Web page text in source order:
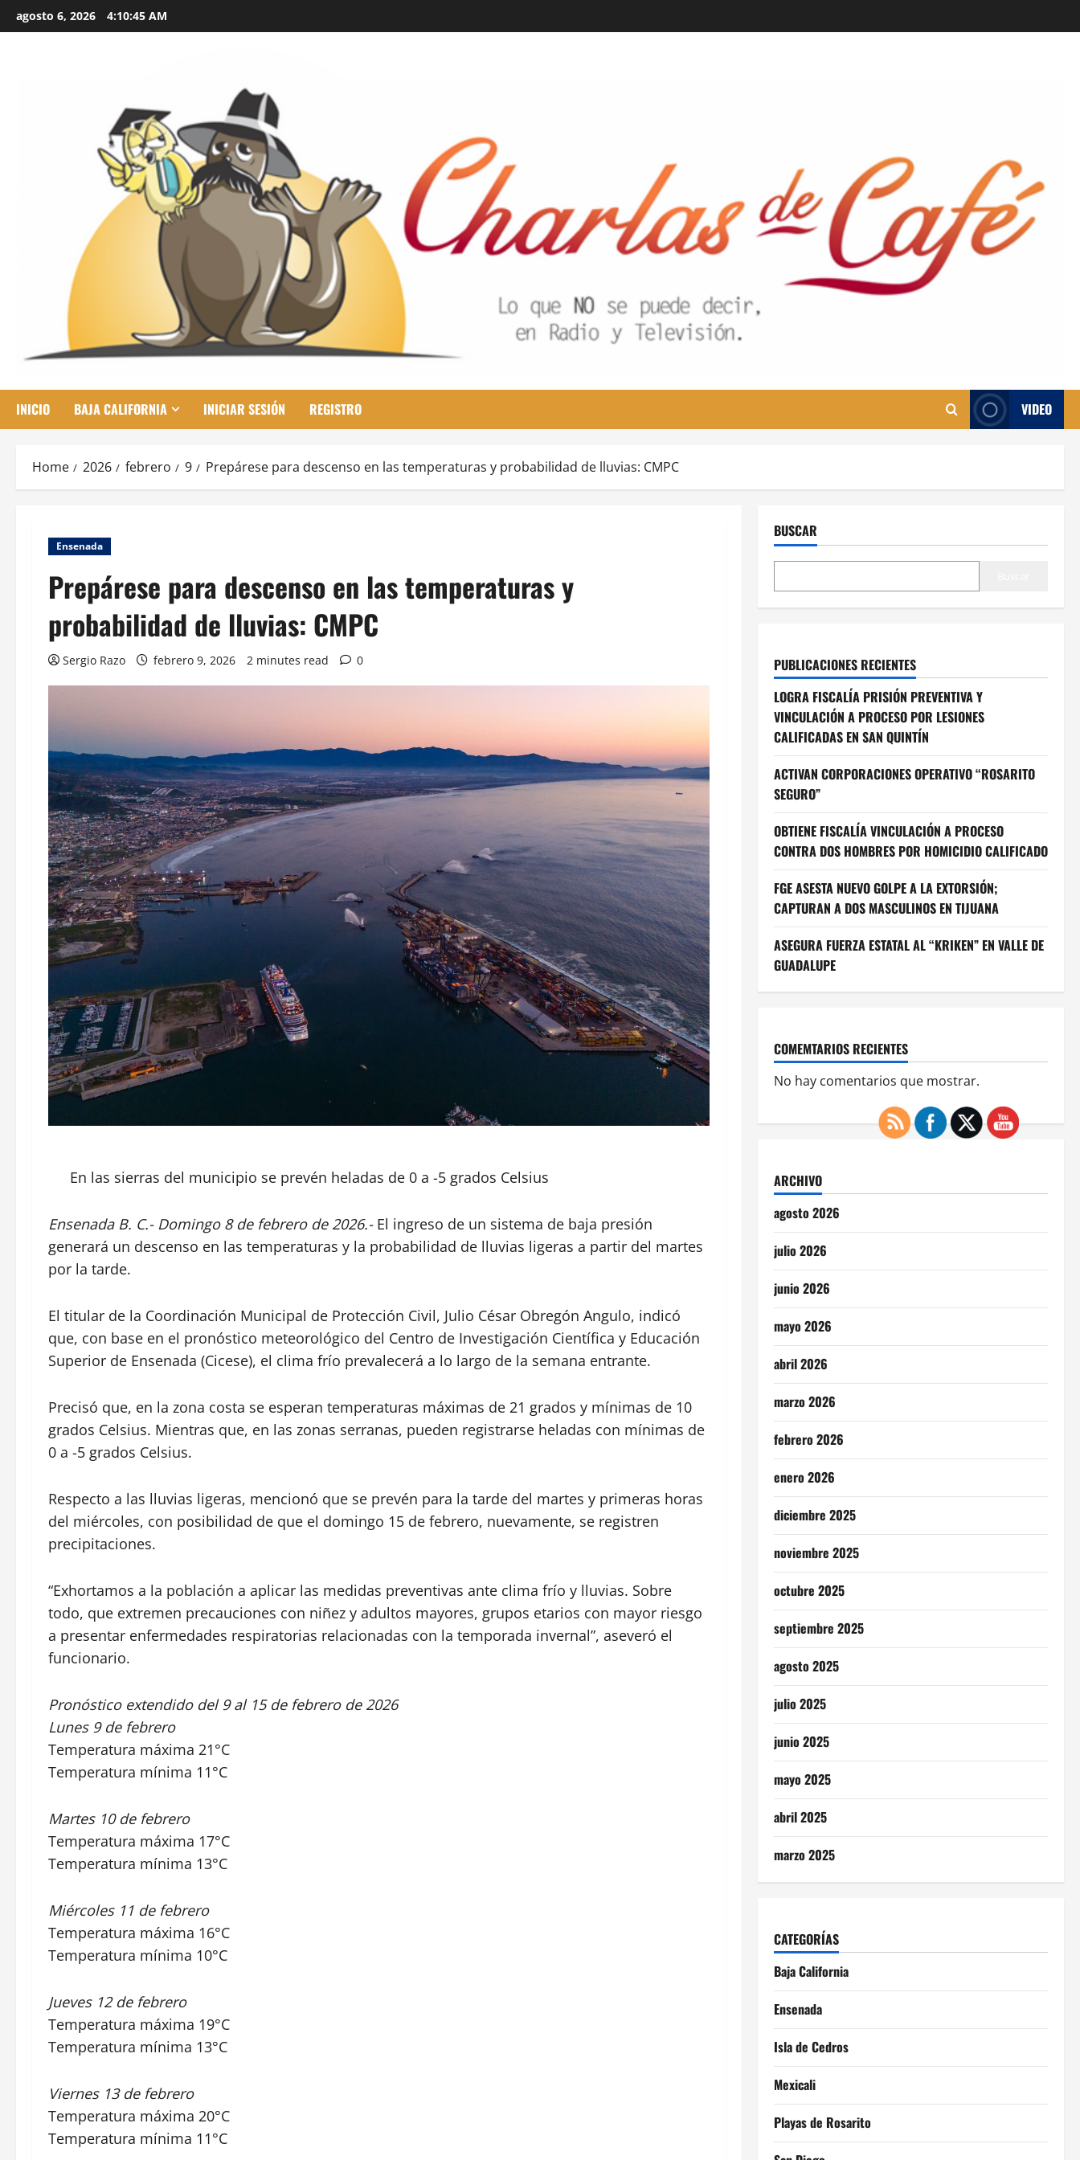
to
agosto 6, 2026 4:10:46 AM
INICIO BAJA CALIFORNIA INICIAR SESIÓN REGISTRO VIDEO
Home 2026 febrero 9 Prepárese para descenso en las temperaturas y probabilidad de lluvias: CMPC
Ensenada
Prepárese para descenso en las temperaturas y
probabilidad de lluvias: CMPC
Sergio Razo febrero 9, 2026 2 minutes read 0
En las sierras del municipio se prevén heladas de 0 a -5 grados Celsius
Ensenada B. C.- Domingo 8 de febrero de 2026.-El ingreso de un sistema de baja presión
generará un descenso en las temperaturas y la probabilidad de lluvias ligeras a partir del martes
por la tarde.
El titular de la Coordinación Municipal de Protección Civil, Julio César Obregón Angulo, indicó
que, con base en el pronóstico meteorológico del Centro de Investigación Científica y Educación
Superior de Ensenada (Cicese), el clima frío prevalecerá a lo largo de la semana entrante.
Precisó que, en la zona costa se esperan temperaturas máximas de 21 grados y mínimas de 10
grados Celsius. Mientras que, en las zonas serranas, pueden registrarse heladas con mínimas de
0 a -5 grados Celsius.
Respecto a las lluvias ligeras, mencionó que se prevén para la tarde del martes y primeras horas
del miércoles, con posibilidad de que el domingo 15 de febrero, nuevamente, se registren
precipitaciones.
“Exhortamos a la población a aplicar las medidas preventivas ante clima frío y lluvias. Sobre
todo, que extremen precauciones con niñez y adultos mayores, grupos etarios con mayor riesgo
a presentar enfermedades respiratorias relacionadas con la temporada invernal”, aseveró el
funcionario.
Pronóstico extendido del 9 al 15 de febrero de 2026
Lunes 9 de febrero
Temperatura máxima 21°C
Temperatura mínima 11°C
Martes 10 de febrero
Temperatura máxima 17°C
Temperatura mínima 13°C
Miércoles 11 de febrero
Temperatura máxima 16°C
Temperatura mínima 10°C
Jueves 12 de febrero
Temperatura máxima 19°C
Temperatura mínima 13°C
Viernes 13 de febrero
Temperatura máxima 20°C
Temperatura mínima 11°C
BUSCAR
PUBLICACIONES RECIENTES
LOGRA FISCALÍA PRISIÓN PREVENTIVA Y
VINCULACIÓN A PROCESO POR LESIONES
CALIFICADAS EN SAN QUINTÍN
ACTIVAN CORPORACIONES OPERATIVO “ROSARITO
SEGURO”
OBTIENE FISCALÍA VINCULACIÓN A PROCESO
CONTRA DOS HOMBRES POR HOMICIDIO CALIFICADO
FGE ASESTA NUEVO GOLPE A LA EXTORSIÓN;
CAPTURAN A DOS MASCULINOS EN TIJUANA
ASEGURA FUERZA ESTATAL AL “KRIKEN” EN VALLE DE
GUADALUPE
COMEMTARIOS RECIENTES
No hay comentarios que mostrar.
ARCHIVO
agosto 2026
julio 2026
junio 2026
mayo 2026
abril 2026
marzo 2026
febrero 2026
enero 2026
diciembre 2025
noviembre 2025
octubre 2025
septiembre 2025
agosto 2025
julio 2025
junio 2025
mayo 2025
abril 2025
marzo 2025
CATEGORÍAS
Baja California
Ensenada
Isla de Cedros
Mexicali
Playas de Rosarito